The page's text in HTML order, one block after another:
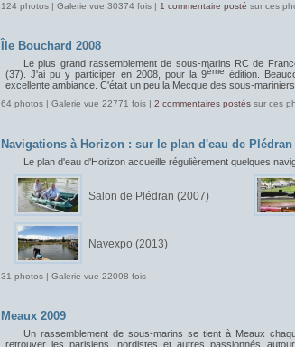
124 photos | Galerie vue 30374 fois | 1 commentaire posté sur ces
Île Bouchard 2008
Le plus grand rassemblement de sous-marins RC de
(37). J'ai pu y participer en 2008, pour la 9ème édition.
excellente ambiance. C'était un peu la Mecque des sous-
64 photos | Galerie vue 22771 fois | 2 commentaires postés sur ces
Navigations à Horizon : sur le plan d'eau de Plédran
Le plan d'eau d'Horizon accueille régulièrement quelques
Salon de Plédran (2007)
Navexpo (2013)
31 photos | Galerie vue 22098 fois
Meaux 2009
Un rassemblement de sous-marins se tient à Meaux
retrouver les parisiens, nordistes et autres passionnés